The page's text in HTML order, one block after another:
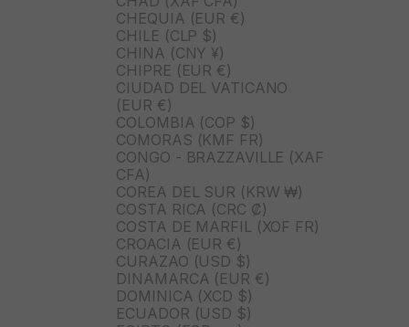
CHEQUIA (EUR €)
CHILE (CLP $)
CHINA (CNY ¥)
CHIPRE (EUR €)
CIUDAD DEL VATICANO
(EUR €)
COLOMBIA (COP $)
COMORAS (KMF FR)
CONGO - BRAZZAVILLE (XAF
CFA)
COREA DEL SUR (KRW ₩)
COSTA RICA (CRC ₡)
COSTA DE MARFIL (XOF FR)
CROACIA (EUR €)
CURAZAO (USD $)
DINAMARCA (EUR €)
DOMINICA (XCD $)
ECUADOR (USD $)